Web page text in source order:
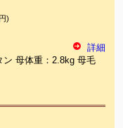
)
詳細
ン 母体重：2.8kg 母毛